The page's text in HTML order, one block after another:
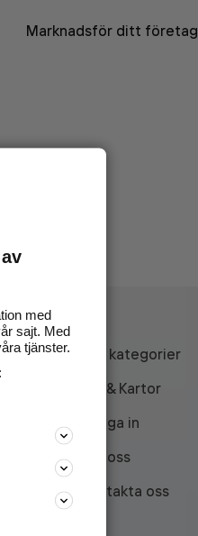
Marknadsför ditt företag
Alla kategorier
API & Kartor
Logga in
Om oss
Kontakta oss
med
sajt. Med
tjänster.